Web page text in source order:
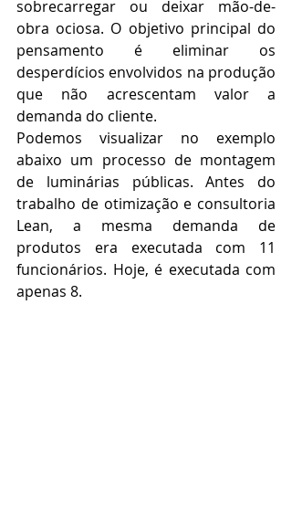
sobrecarregar ou deixar mão-de-
obra ociosa. O objetivo principal do
pensamento é eliminar os
desperdícios envolvidos na produção
que não acrescentam valor a
demanda do cliente.
Podemos visualizar no exemplo
abaixo um processo de montagem
de luminárias públicas. Antes do
trabalho de otimização e consultoria
Lean, a mesma demanda de
produtos era executada com 11
funcionários. Hoje, é executada com
apenas 8.